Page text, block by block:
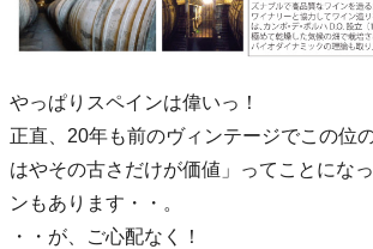
やっぱりスペインは偉いっ！
正直、20年も前のヴィンテージでこの位
はやその古さだけが価値」ってことにな
ンもあります・・。
・・が、ご心配なく！